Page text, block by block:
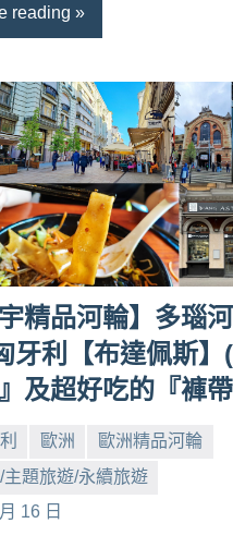
reading
精品河輪】多瑙
牙利【布達佩斯】
及超好吃的『褲帶
歐洲
歐洲精品河輪
題旅遊/永續旅遊
16 日